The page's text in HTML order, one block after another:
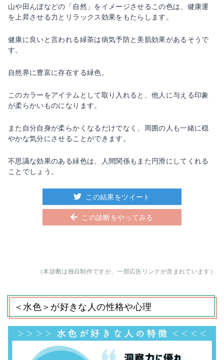
山や田んぼなどの「自然」をイメージさせるこの色は、健康運
を上昇させる力とリラックス効果をもたらします。
健康に良いと言われる緑茶は病気予防と美肌効果があるそうで
す。
自然界に豊富に存在する緑色。
このカラーをアイテムとして取り入れると、他人に与える印象
が柔らかいものになります。
また自分自身が柔らかくなるだけでなく、周囲の人も一緒に穏
やかな気分にさせることができます。
不思議な効果のある緑色は、人間関係もまた円滑にしてくれる
ことでしょう。
この結果をツイート
この診断をやってみる
（本診断は独自制作ですが、一部広告リンクが含まれています）
＜水色＞が好きな人の性格や心理